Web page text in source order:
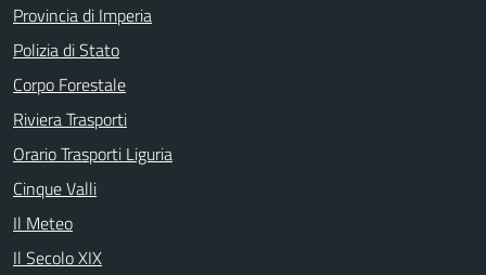
Provincia di Imperia
Polizia di Stato
Corpo Forestale
Riviera Trasporti
Orario Trasporti Liguria
Cinque Valli
Il Meteo
Il Secolo XIX